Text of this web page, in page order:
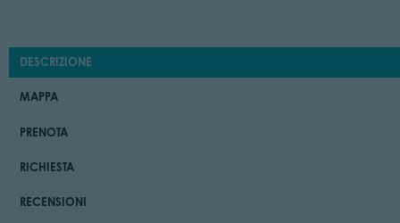
DESCRIZIONE
MAPPA
PRENOTA
RICHIESTA
RECENSIONI